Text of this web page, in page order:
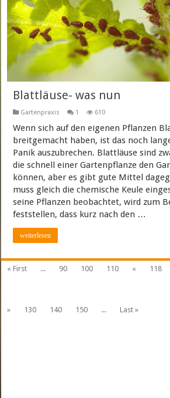
Blattläuse- was nun
Gartenpraxis 1 610
Wenn sich auf den eigenen Pflanzen
breitgemacht haben, ist das noch
Panik auszubrechen. Blattläuse sind
die schnell einer Gartenpflanze den
können, aber es gibt gute Mittel
muss gleich die chemische Keule
seine Pflanzen beobachtet, wird zum
feststellen, dass kurz nach den …
weiterlesen
« First ... 90 100 110 « 118
»
130 140 150 ... Last »